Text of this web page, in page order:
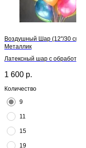
Воздушный Шар (12''/30 см)
Металлик
Латексный шар с
1 600 р.
Количество
9
11
15
19